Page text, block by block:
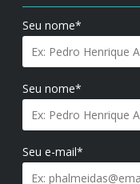
Seu nome*
Seu nome*
Seu e-mail*